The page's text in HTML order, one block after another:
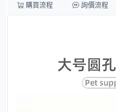
購買流程 詢價流程